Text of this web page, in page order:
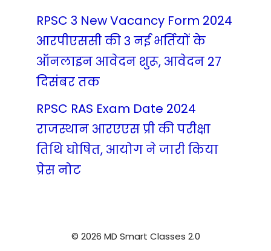
RPSC 3 New Vacancy Form 2024
आरपीएससी की 3 नई भर्तियों के
ऑनलाइन आवेदन शुरू, आवेदन 27
दिसंबर तक
RPSC RAS Exam Date 2024
राजस्थान आरएएस प्री की परीक्षा
तिथि घोषित, आयोग ने जारी किया
प्रेस नोट
© 2026 MD Smart Classes 2.0